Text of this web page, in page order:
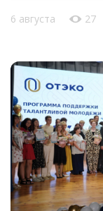
6 августа 27